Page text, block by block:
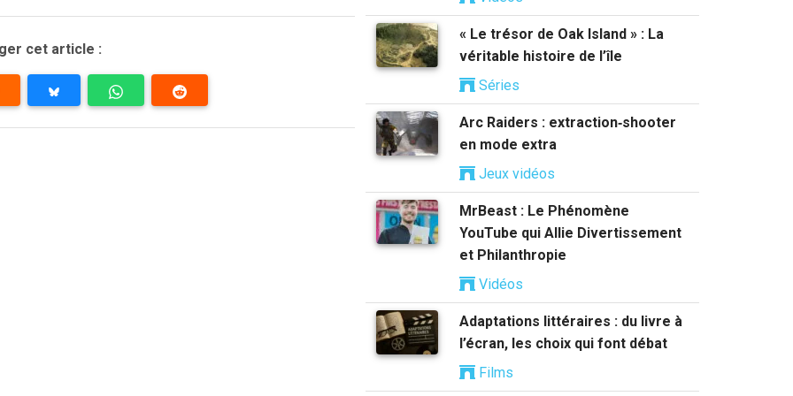
cet article :
« Le trésor de Oak Island » : La
véritable histoire de l’île
Séries
Arc Raiders : extraction‑shooter
en mode extra
Jeux vidéos
MrBeast : Le Phénomène
YouTube qui Allie Divertissement
et Philanthropie
Vidéos
Adaptations littéraires : du livre à
l’écran, les choix qui font débat
Films